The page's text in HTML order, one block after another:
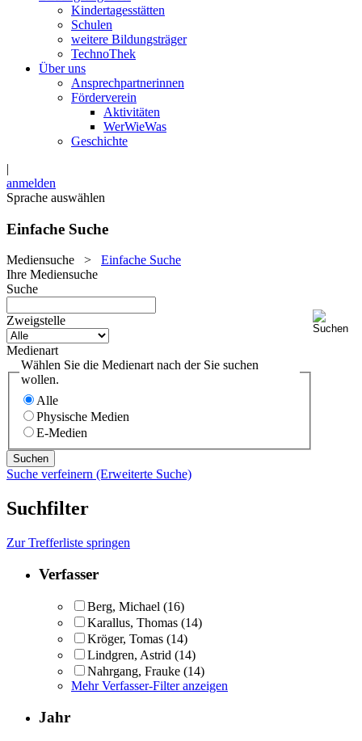
Kindertagesstätten
Schulen
weitere Bildungsträger
TechnoThek
Über uns
Ansprechpartnerinnen
Förderverein
Aktivitäten
WerWieWas
Geschichte
|
anmelden
Sprache auswählen
Einfache Suche
Mediensuche > Einfache Suche
Ihre Mediensuche
Suche
Zweigstelle
Medienart
Wählen Sie die Medienart nach der Sie suchen
wollen.
Alle
Physische Medien
E-Medien
Suche verfeinern (Erweiterte Suche)
Suchfilter
Zur Trefferliste springen
Verfasser
Berg, Michael (16)
Karallus, Thomas (14)
Kröger, Tomas (14)
Lindgren, Astrid (14)
Nahrgang, Frauke (14)
Mehr Verfasser-Filter anzeigen
Jahr